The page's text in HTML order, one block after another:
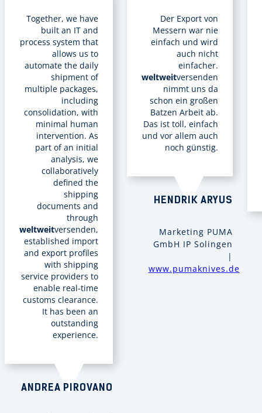
Together, we have
built an IT and
process system that
allows us to
automate the daily
shipment of
multiple packages,
including
consolidation, with
minimal human
intervention. As
part of an initial
analysis, we
collaboratively
defined the
shipping
documents and
through
weltweitversenden,
established import
and export profiles
with shipping
service providers to
enable real-time
customs clearance.
It has been an
outstanding
experience.
ANDREA PIROVANO
Der Export von
Messern war nie
einfach und wird
auch nicht
einfacher.
weltweitversenden
nimmt uns da
schon ein großen
Batzen Arbeit ab.
Das ist toll, einfach
und vor allem auch
noch günstig.
HENDRIK ARYUS
Marketing PUMA
GmbH IP Solingen
|
www.pumaknives.de